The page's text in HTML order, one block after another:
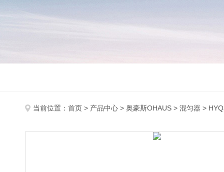
当前位置： 首页 > 产品中心 > 奥豪斯OHAUS > 混匀器 >